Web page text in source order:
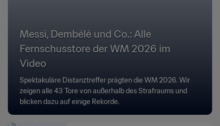
Messi, Dembélé und Co.: Alle
Fernschusstore der WM 2026 im
Video
Spektakuläre Distanztreffer prägten die WM 2026. Wir
zeigen alle 43 Tore von außerhalb des Strafraums und
blicken dazu auf einige Rekorde.